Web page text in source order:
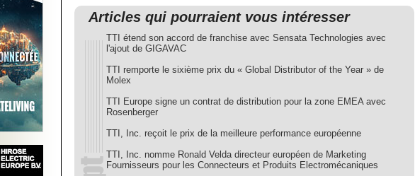
Articles qui pourraient vous intéresser
TTI étend son accord de franchise avec Sensata Technologies avec
l'ajout de GIGAVAC
TTI remporte le sixième prix du « Global Distributor of the Year » de
Molex
TTI Europe signe un contrat de distribution pour la zone EMEA avec
Rosenberger
TTI, Inc. reçoit le prix de la meilleure performance européenne
TTI, Inc. nomme Ronald Velda directeur européen de Marketing
Fournisseurs pour les Connecteurs et Produits Electromécaniques